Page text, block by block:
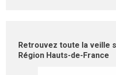
Retrouvez toute la veille
Région Hauts-de-France